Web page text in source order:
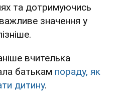
та дотримуючись
значення у
вчителька
батькам пораду, як
дитину.